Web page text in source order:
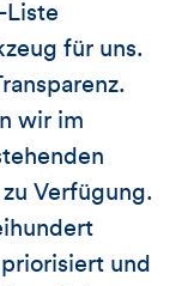
Liste
für uns.
wir im
Verfügung.
und